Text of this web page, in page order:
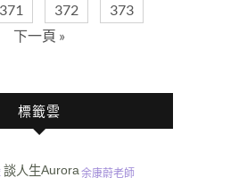
371 372
373
下一頁 »
標籤雲
談人生Aurora 余康蔚老師